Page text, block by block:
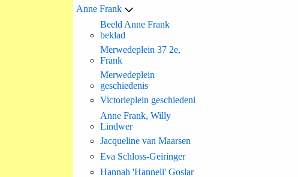
Anne Frank
Beeld Anne Frank
beklad
Merwedeplein 37 2e,
Frank
Merwedeplein
geschiedenis
Victorieplein geschiedeni
Anne Frank, Willy
Lindwer
Jacqueline van Maarsen
Eva Schloss-Geiringer
Hannah 'Hanneli' Goslar